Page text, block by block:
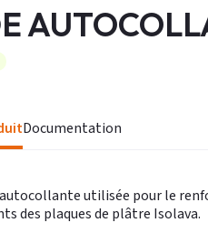
Documentation
utilisée pour le
des plaques de plâtre Isolava.